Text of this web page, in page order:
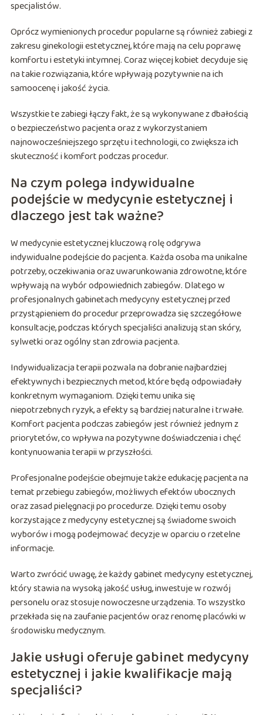
specjalistów.
Oprócz wymienionych procedur popularne są również zabiegi z
zakresu ginekologii estetycznej, które mają na celu poprawę
komfortu i estetyki intymnej. Coraz więcej kobiet decyduje się
na takie rozwiązania, które wpływają pozytywnie na ich
samoocenę i jakość życia.
Wszystkie te zabiegi łączy fakt, że są wykonywane z dbałością
o bezpieczeństwo pacjenta oraz z wykorzystaniem
najnowocześniejszego sprzętu i technologii, co zwiększa ich
skuteczność i komfort podczas procedur.
Na czym polega indywidualne
podejście w medycynie estetycznej i
dlaczego jest tak ważne?
W medycynie estetycznej kluczową rolę odgrywa
indywidualne podejście do pacjenta. Każda osoba ma unikalne
potrzeby, oczekiwania oraz uwarunkowania zdrowotne, które
wpływają na wybór odpowiednich zabiegów. Dlatego w
profesjonalnych gabinetach medycyny estetycznej przed
przystąpieniem do procedur przeprowadza się szczegółowe
konsultacje, podczas których specjaliści analizują stan skóry,
sylwetki oraz ogólny stan zdrowia pacjenta.
Indywidualizacja terapii pozwala na dobranie najbardziej
efektywnych i bezpiecznych metod, które będą odpowiadały
konkretnym wymaganiom. Dzięki temu unika się
niepotrzebnych ryzyk, a efekty są bardziej naturalne i trwałe.
Komfort pacjenta podczas zabiegów jest również jednym z
priorytetów, co wpływa na pozytywne doświadczenia i chęć
kontynuowania terapii w przyszłości.
Profesjonalne podejście obejmuje także edukację pacjenta na
temat przebiegu zabiegów, możliwych efektów ubocznych
oraz zasad pielęgnacji po procedurze. Dzięki temu osoby
korzystające z medycyny estetycznej są świadome swoich
wyborów i mogą podejmować decyzje w oparciu o rzetelne
informacje.
Warto zwrócić uwagę, że każdy gabinet medycyny estetycznej,
który stawia na wysoką jakość usług, inwestuje w rozwój
personelu oraz stosuje nowoczesne urządzenia. To wszystko
przekłada się na zaufanie pacjentów oraz renomę placówki w
środowisku medycznym.
Jakie usługi oferuje gabinet medycyny
estetycznej i jakie kwalifikacje mają
specjaliści?